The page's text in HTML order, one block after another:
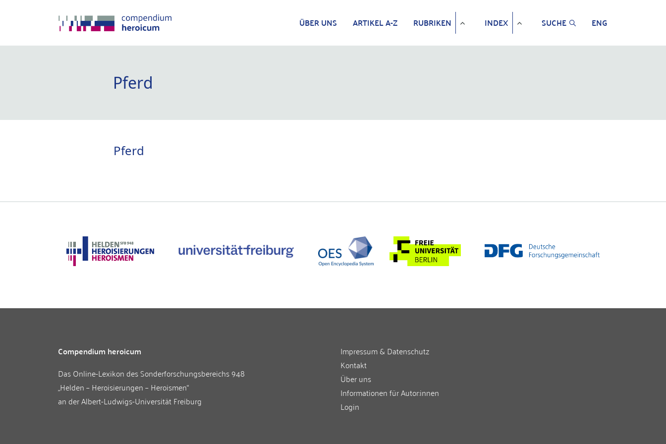
ÜBER UNS ARTIKEL A-Z RUBRIKEN INDEX SUCHE ENG
Pferd
Pferd
Compendium heroicum
Das Online-Lexikon desSonderforschungsbereichs 948
„Helden – Heroisierungen – Heroismen“
an derAlbert-Ludwigs-Universität Freiburg
Impressum & Datenschutz
Kontakt
Über uns
Informationen für Autor:innen
Login